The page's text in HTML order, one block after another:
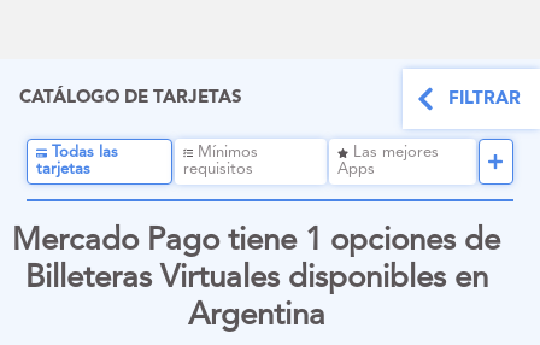
FILTRAR
CATÁLOGO DE TARJETAS
Todas las
tarjetas
Mínimos
requisitos
Las mejores
Apps
Mercado Pago tiene 1 opciones de
Billeteras Virtuales disponibles en
Argentina